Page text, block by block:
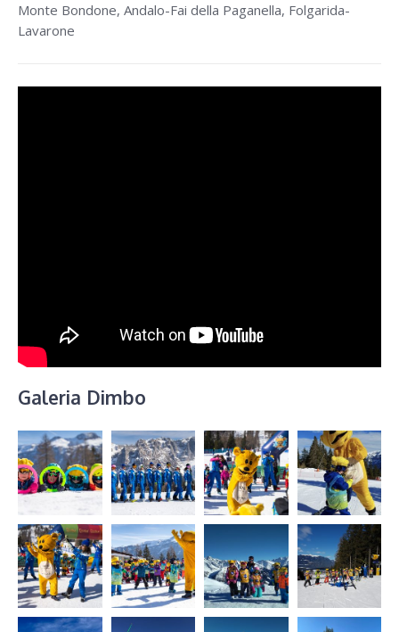
Monte Bondone, Andalo-Fai della Paganella, Folgarida-
Lavarone
Galeria Dimbo